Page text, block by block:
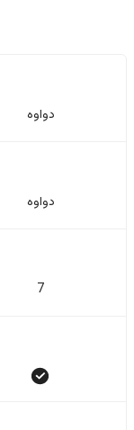
دواوە
دواوە
7